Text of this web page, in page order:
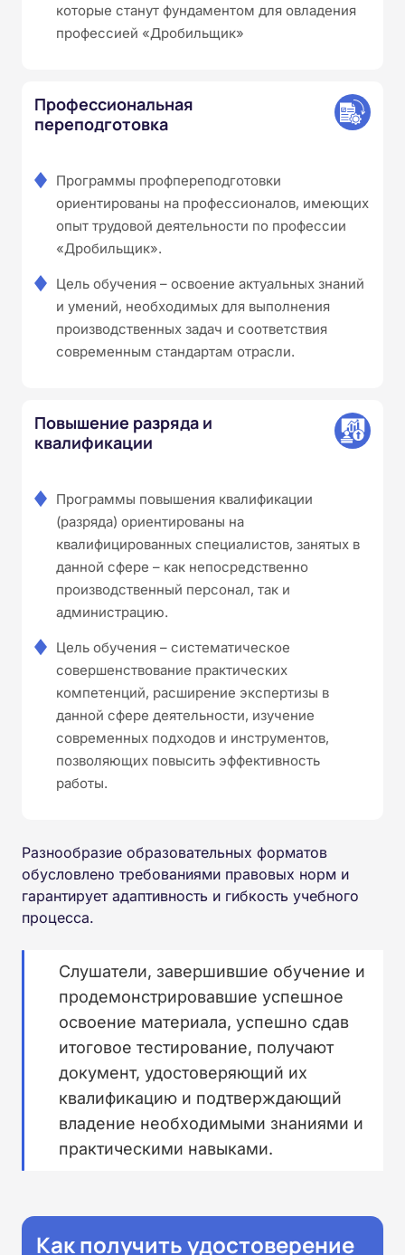
которые станут фундаментом для овладения
профессией «Дробильщик»
Профессиональная
переподготовка
Программы профпереподготовки
ориентированы на профессионалов, имеющих
опыт трудовой деятельности по профессии
«Дробильщик».
Цель обучения – освоение актуальных знаний
и умений, необходимых для выполнения
производственных задач и соответствия
современным стандартам отрасли.
Повышение разряда и
квалификации
Программы повышения квалификации
(разряда) ориентированы на
квалифицированных специалистов, занятых в
данной сфере – как непосредственно
производственный персонал, так и
администрацию.
Цель обучения – систематическое
совершенствование практических
компетенций, расширение экспертизы в
данной сфере деятельности, изучение
современных подходов и инструментов,
позволяющих повысить эффективность
работы.
Разнообразие образовательных форматов
обусловлено требованиями правовых норм и
гарантирует адаптивность и гибкость учебного
процесса.
Слушатели, завершившие обучение и
продемонстрировавшие успешное
освоение материала, успешно сдав
итоговое тестирование, получают
документ, удостоверяющий их
квалификацию и подтверждающий
владение необходимыми знаниями и
практическими навыками.
Как получить удостоверение